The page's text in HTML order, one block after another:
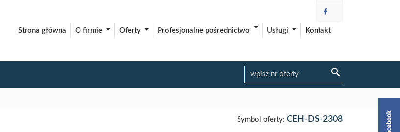
Strona główna O firmie Oferty Profesjonalne pośrednictwo Usługi Kontakt
Symbol oferty: CEH-DS-2308